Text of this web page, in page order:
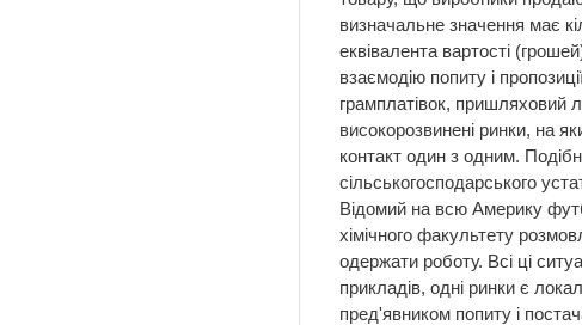
визначальне значення має
еквівалента вартості
взаємодію попиту і
грамплатівок, пришляховий
високорозвинені ринки, на
контакт один з одним.
сільськогосподарського
Відомий на всю Америку
хімічного факультету
одержати роботу. Всі ці
прикладів, одні ринки є
пред'явником попиту і